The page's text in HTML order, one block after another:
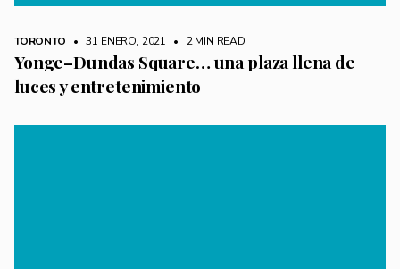
TORONTO • 31 ENERO, 2021 • 2 MIN READ
Yonge–Dundas Square… una plaza llena de
luces y entretenimiento